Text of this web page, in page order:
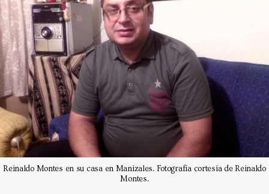
Reinaldo Montes en su casa en Manizales. Fotografía cortesía de Reinaldo
Montes.